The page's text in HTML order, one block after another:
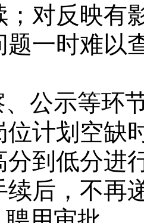
；对反映有
题一时难以
公示等环
位计划空缺
分到低分进
续后，不再